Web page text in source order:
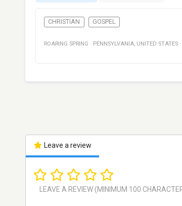
CHRISTIAN GOSPEL
ROARING SPRING · PENNSYLVANIA UNITED STATES ·
Leave a review